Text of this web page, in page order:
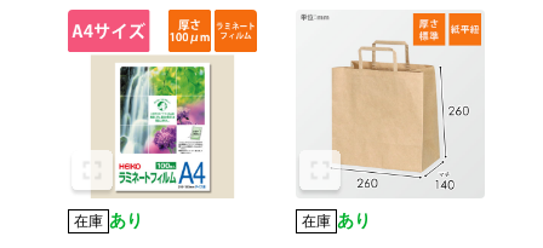
在庫 あり
在庫 あり